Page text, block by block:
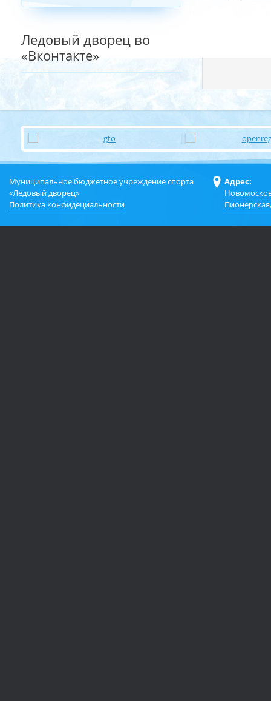
Ледовый дворец во
«Вконтакте»
Муниципальное бюджетное учреждение спорта
«Ледовый дворец»
Политика конфидециальности
Адрес: